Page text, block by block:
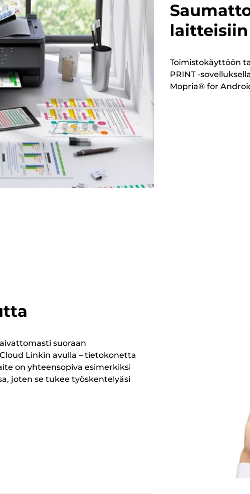
laitteisiin
Toimistokäyttöön
PRINT -
Mopria® for
suoraan
Linkin avulla – tietokonetta
on yhteensopiva esimerkiksi
joten se tukee työskentelyäsi